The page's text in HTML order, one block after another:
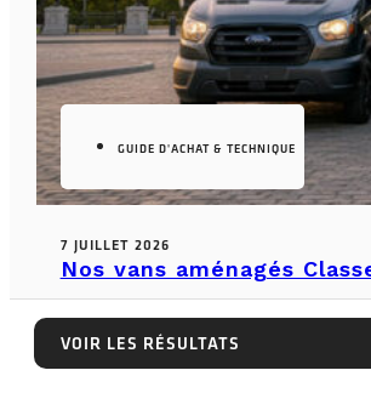
GUIDE D'ACHAT & TECHNIQUE
7 JUILLET 2026
Nos vans aménagés
Van aménagé à vendre à Québec :
VOIR LES RÉSULTATS
VOIR LES RÉSULTATS